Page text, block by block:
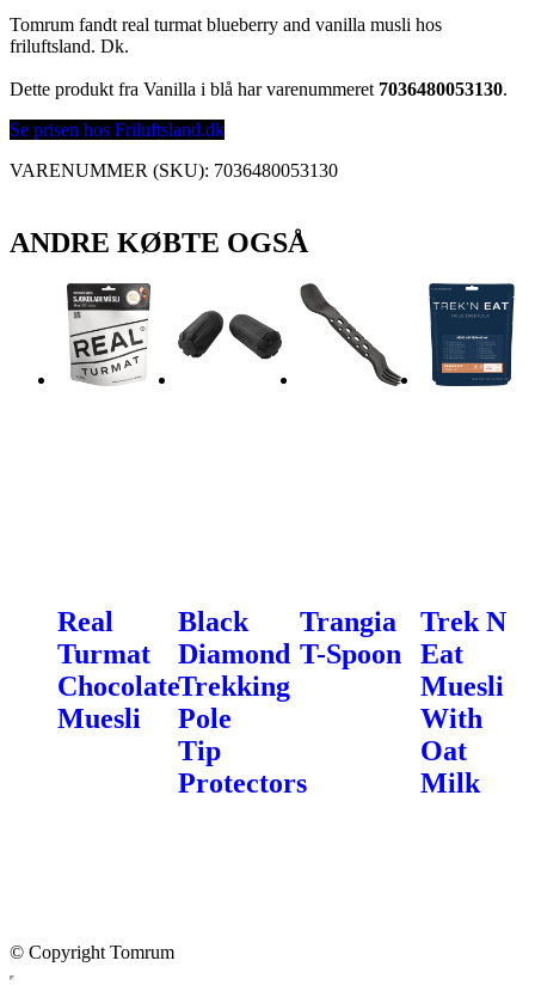
Tomrum fandt real turmat blueberry and vanilla musli hos
friluftsland. Dk.
Dette produkt fra Vanilla i blå har varenummeret 7036480053130.
Se prisen hos Friluftsland.dk
VARENUMMER (SKU): 7036480053130
ANDRE KØBTE OGSÅ
Real
Turmat
Chocolate
Muesli
Black
Diamond
Trekking
Pole
Tip
Protectors
Trangia
T-Spoon
Trek N
Eat
Muesli
With
Oat
Milk
© Copyright Tomrum